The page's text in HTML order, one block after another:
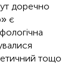
доречно
є
тощо